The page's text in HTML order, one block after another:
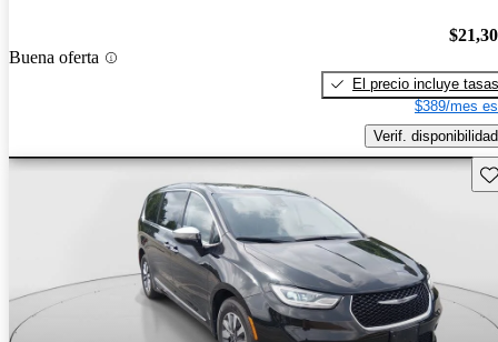
Buena oferta
El precio incluye tasas
$389/mes
Verif. disponibilidad